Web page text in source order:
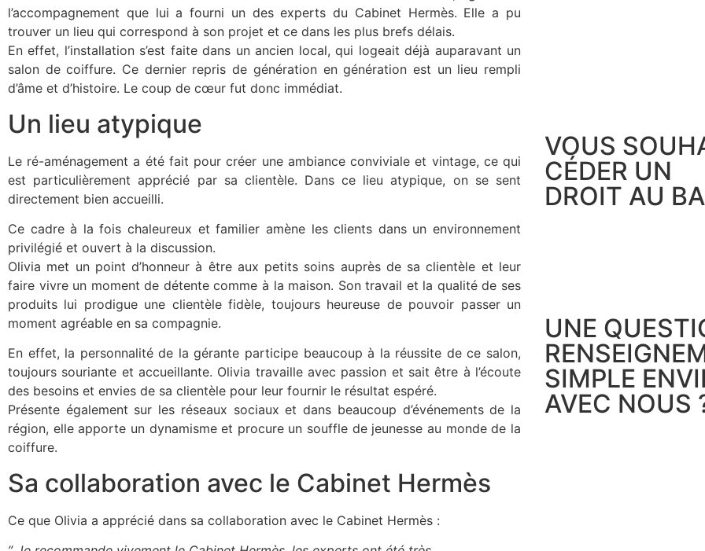
l’accompagnement que lui a fourni un des experts du Cabinet Hermès. Elle a pu
trouver un lieu qui correspond à son projet et ce dans les plus brefs délais.
En effet, l’installation s’est faite dans un ancien local, qui logeait déjà auparavant un
salon de coiffure. Ce dernier repris de génération en génération est un lieu rempli
d’âme et d’histoire. Le coup de cœur fut donc immédiat.
Un lieu atypique
Le ré-aménagement a été fait pour créer une ambiance conviviale et vintage, ce qui
est particulièrement apprécié par sa clientèle. Dans ce lieu atypique, on se sent
directement bien accueilli.
Ce cadre à la fois chaleureux et familier amène les clients dans un environnement
privilégié et ouvert à la discussion.
Olivia met un point d’honneur à être aux petits soins auprès de sa clientèle et leur
faire vivre un moment de détente comme à la maison. Son travail et la qualité de ses
produits lui prodigue une clientèle fidèle, toujours heureuse de pouvoir passer un
moment agréable en sa compagnie.
En effet, la personnalité de la gérante participe beaucoup à la réussite de ce salon,
toujours souriante et accueillante. Olivia travaille avec passion et sait être à l’écoute
des besoins et envies de sa clientèle pour leur fournir le résultat espéré.
Présente également sur les réseaux sociaux et dans beaucoup d’événements de la
région, elle apporte un dynamisme et procure un souffle de jeunesse au monde de la
coiffure.
Sa collaboration avec le Cabinet Hermès
Ce que Olivia a apprécié dans sa collaboration avec le Cabinet Hermès :
VOUS
CÉDER UN
DROIT AU
UNE
SIMPLE
AVEC NOUS